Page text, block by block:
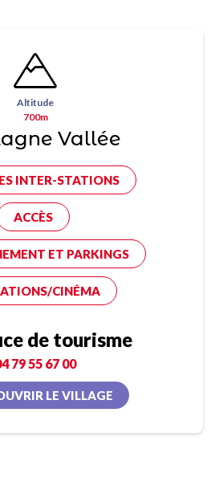
Altitude
700m
Vallée
INTER-STATIONS
ACCÈS
ET PARKINGS
CINÉMA
de tourisme
79 55 67 00
LE VILLAGE